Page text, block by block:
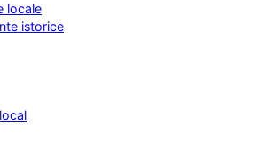
locale
istorice